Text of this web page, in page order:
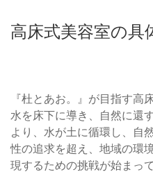
高床式美容室の具
『杜とあお。』が目指す高
水を床下に導き、自然に還
より、水が土に循環し、自
性の追求を超え、地域の環
現するための挑戦が始まって